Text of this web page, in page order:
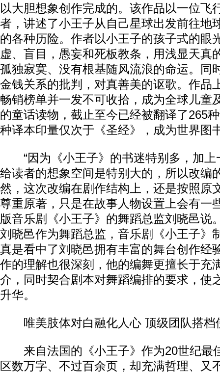
以大胆想象创作完成的。该作品以一位飞
者，讲述了小王子从自己星球出发前往地
的各种历险。作者以小王子的孩子式的眼
虚、盲目，愚妄和死板教条，用浅显天真
孤独寂寞、没有根基随风流浪的命运。同
金钱关系的批判，对真善美的讴歌。作品
畅销榜单并一发不可收拾，成为全球儿童
的童话读物，截止至今已经被翻译了265
种译本印量仅次于《圣经》，成为世界图
“因为《小王子》的书迷特别多，加上
给读者的想象空间是特别大的，所以改编
然，这次改编在剧作结构上，还是按照原
尊重原著，只是在故事人物设置上会有一
版音乐剧《小王子》的舞蹈总监刘晓邑说
刘晓邑作为舞蹈总监，音乐剧《小王子》
真是看中了刘晓邑拥有丰富的舞台创作经
作的理解也很深刻，他的编舞更擅长于充
介，同时契合剧本对舞蹈编排的要求，使
升华。
唯美肢体对白融化人心 顶级团队搭档
来自法国的《小王子》作为20世纪最
区数万字、不过百余页，却充满哲理、又